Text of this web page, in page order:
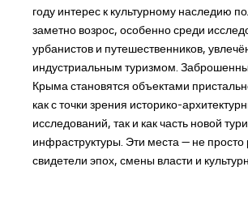
году интерес к культурному наследию
заметно возрос, особенно среди
урбанистов и путешественников,
индустриальным туризмом.
Крыма становятся объектами
как с точки зрения историко-
исследований, так и как часть новой
инфраструктуры. Эти места — не
свидетели эпох, смены власти и